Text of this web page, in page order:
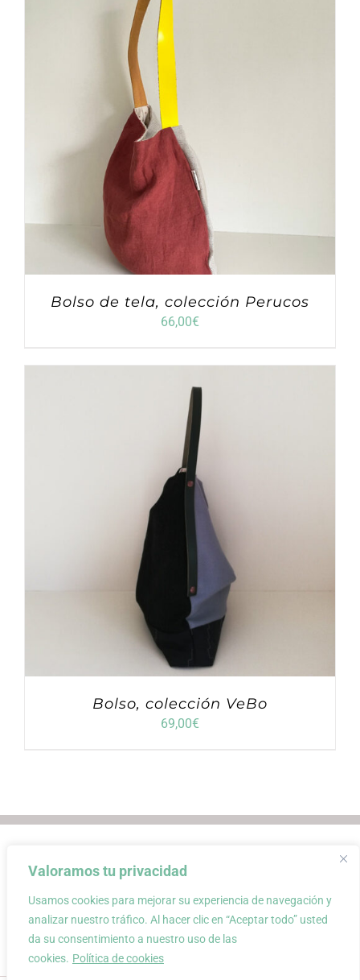
Valoramos tu privacidad
Usamos cookies para mejorar su experiencia de navegación y
analizar nuestro tráfico. Al hacer clic en “Aceptar todo” usted
da su consentimiento a nuestro uso de las
cookies. Política de cookies
Bolso de tela, colección Perucos
66,00€
Bolso, colección VeBo
69,00€
Condiciones de uso
Atención al Cliente
Política de privacidad
Carrito
Mi cuenta